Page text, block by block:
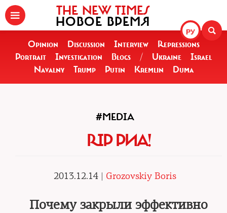
РУ
THE NEW TIMES
НОВОЕ ВРЕМЯ
Opinion Discussion Interview
Repressions
Portrait
Investigation Blogs / Ukraine
Israel
Navalny
Trump Putin Kremlin Duma
#MEDIA
RIP РИА!
2013.12.14 | Grozovskiy Boris
Почему закрыли эффективно